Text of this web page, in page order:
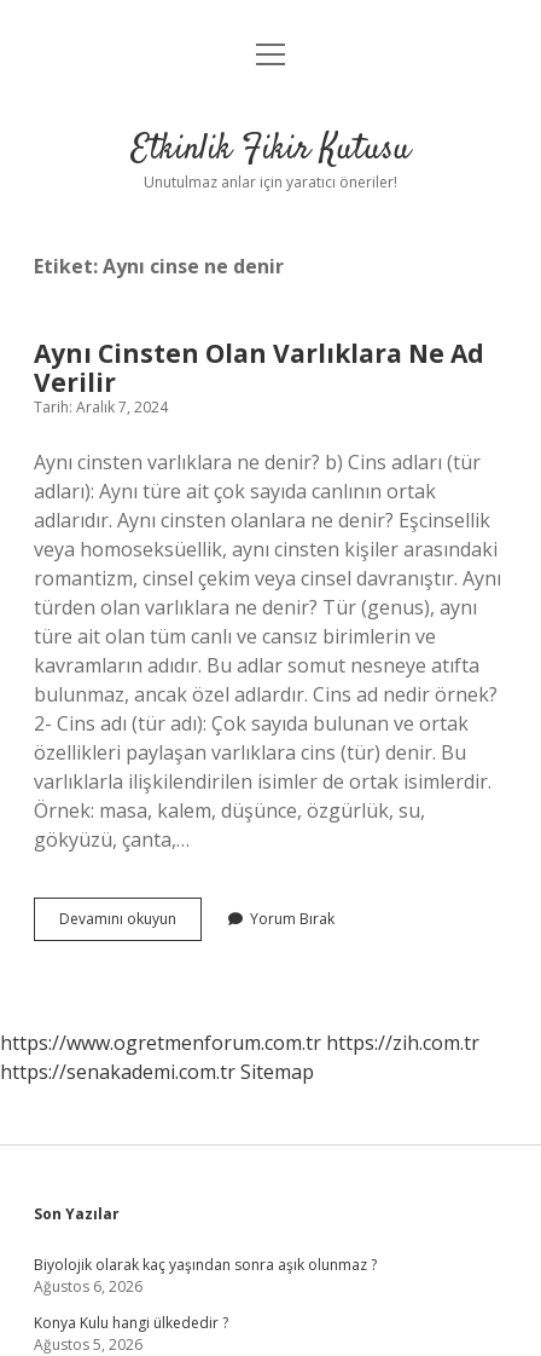
Anasayfa
Yasal Uyarı
menüyü
Etkinlik Fikir Kutusu
Unutulmaz anlar için yaratıcı öneriler!
Etiket:Aynı cinse ne denir
Aynı Cinsten Olan Varlıklara Ne Ad
Verilir
Tarih: Aralık 7, 2024
Aynı cinsten varlıklara ne denir? b) Cins adları (tür
adları): Aynı türe ait çok sayıda canlının ortak
adlarıdır. Aynı cinsten olanlara ne denir? Eşcinsellik
veya homoseksüellik, aynı cinsten kişiler arasındaki
romantizm, cinsel çekim veya cinsel davranıştır. Aynı
türden olan varlıklara ne denir? Tür (genus), aynı
türe ait olan tüm canlı ve cansız birimlerin ve
kavramların adıdır. Bu adlar somut nesneye atıfta
bulunmaz, ancak özel adlardır. Cins ad nedir örnek?
2- Cins adı (tür adı): Çok sayıda bulunan ve ortak
özellikleri paylaşan varlıklara cins (tür) denir. Bu
varlıklarla ilişkilendirilen isimler de ortak isimlerdir.
Örnek: masa, kalem, düşünce, özgürlük, su,
gökyüzü, çanta,…
Devamını okuyun
Cinsten
Verilir
Yorum Bırak
https://www.ogretmenforum.com.tr https://zih.com.tr
https://senakademi.com.trSitemap
Sidebar
Son Yazılar
Biyolojik olarak kaç yaşından sonra aşık olunmaz ?
Ağustos 6, 2026
Konya Kulu hangi ülkededir ?
Ağustos 5, 2026